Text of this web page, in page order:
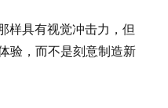
样具有视觉冲击力，但
验，而不是刻意制造新